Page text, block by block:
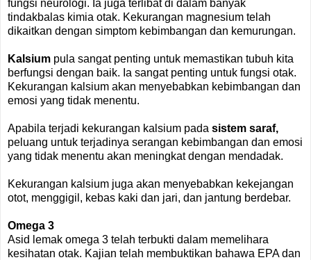
fungsi neurologi. Ia juga terlibat di dalam banyak
tindakbalas kimia otak. Kekurangan magnesium telah
dikaitkan dengan simptom kebimbangan dan kemurungan.
Kalsium pula sangat penting untuk memastikan tubuh kita
berfungsi dengan baik. Ia sangat penting untuk fungsi otak.
Kekurangan kalsium akan menyebabkan kebimbangan dan
emosi yang tidak menentu.
Apabila terjadi kekurangan kalsium pada sistem saraf,
peluang untuk terjadinya serangan kebimbangan dan emosi
yang tidak menentu akan meningkat dengan mendadak.
Kekurangan kalsium juga akan menyebabkan kekejangan
otot, menggigil, kebas kaki dan jari, dan jantung berdebar.
Omega 3
Asid lemak omega 3 telah terbukti dalam memelihara
kesihatan otak. Kajian telah membuktikan bahawa EPA dan